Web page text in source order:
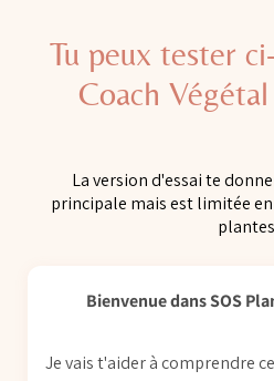
Tu peux tester
Coach
La version d'essai te
principale mais est limitée
Bienvenue dans SOS
Je vais t'aider à comprendre